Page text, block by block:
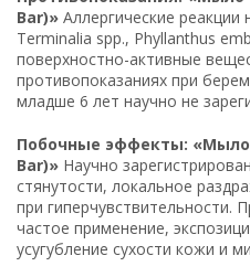
Bar)» Аллергические
Terminalia spp., Phyllanthus
поверхностно-активные
противопоказаниях при
младше 6 лет научно не
Побочные эффекты: «Мыло
Bar)» Научно
стянутости, локальное
при гиперчувствительности.
частое применение,
усугубление сухости кожи и